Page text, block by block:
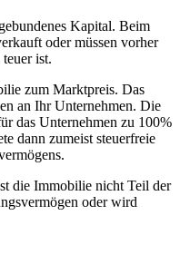
Kapital. Beim
oder müssen vorher
ist.
zum Marktpreis. Das
an Ihr Unternehmen. Die
das Unternehmen zu 100%
dann zumeist steuerfreie
die Immobilie nicht Teil der
oder wird